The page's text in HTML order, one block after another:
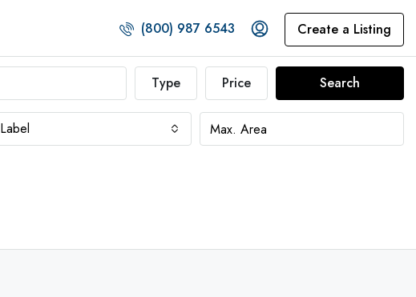
(800) 987 6543 Create a Listing
Type Price Search
Label